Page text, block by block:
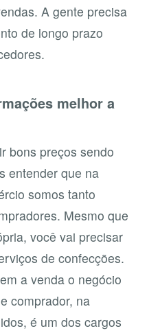
A gente precisa
de longo prazo
melhor a
bons preços sendo
entender que na
somos tanto
Mesmo que
você vai precisar
de confecções.
a venda o negócio
comprador, na
é um dos cargos